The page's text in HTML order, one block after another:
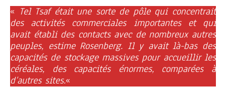
« Tel Tsaf était une sorte de pôle qui concentrait
des activités commerciales importantes et qui
avait établi des contacts avec de nombreux autres
peuples, estime Rosenberg. Il y avait là-bas des
capacités de stockage massives pour accueillir les
céréales, des capacités énormes, comparées à
d’autres sites.«